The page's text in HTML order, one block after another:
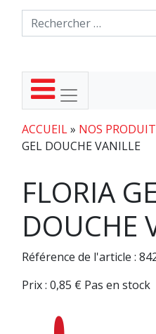
ACCUEIL» NOS
GEL DOUCHE VANILLE
FLORIA
DOUCHE
Référence de l'article :
Prix : 0,85 € Pas en stock